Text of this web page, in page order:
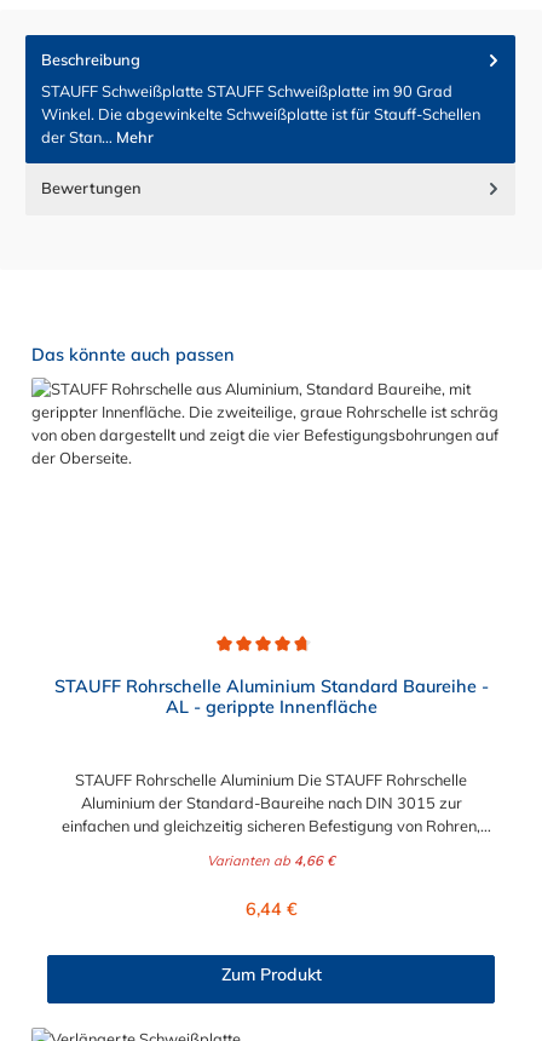
Beschreibung
STAUFF Schweißplatte STAUFF Schweißplatte im 90 Grad
Winkel. Die abgewinkelte Schweißplatte ist für Stauff-Schellen
der Stan… Mehr
Bewertungen
Produktgalerie überspringen
Das könnte auch passen
STAUFF Rohrschelle Aluminium Standard Baureihe -
AL - gerippte Innenfläche
STAUFF Rohrschelle Aluminium Die STAUFF Rohrschelle
Aluminium der Standard-Baureihe nach DIN 3015 zur
einfachen und gleichzeitig sicheren Befestigung von Rohren,
der Rohrschelle Aluminium ist von 4 mm bis 76,1 mm wählbar.
110
Varianten ab 4,66 €
Regulärer Preis:
6,44 €
Zum Produkt